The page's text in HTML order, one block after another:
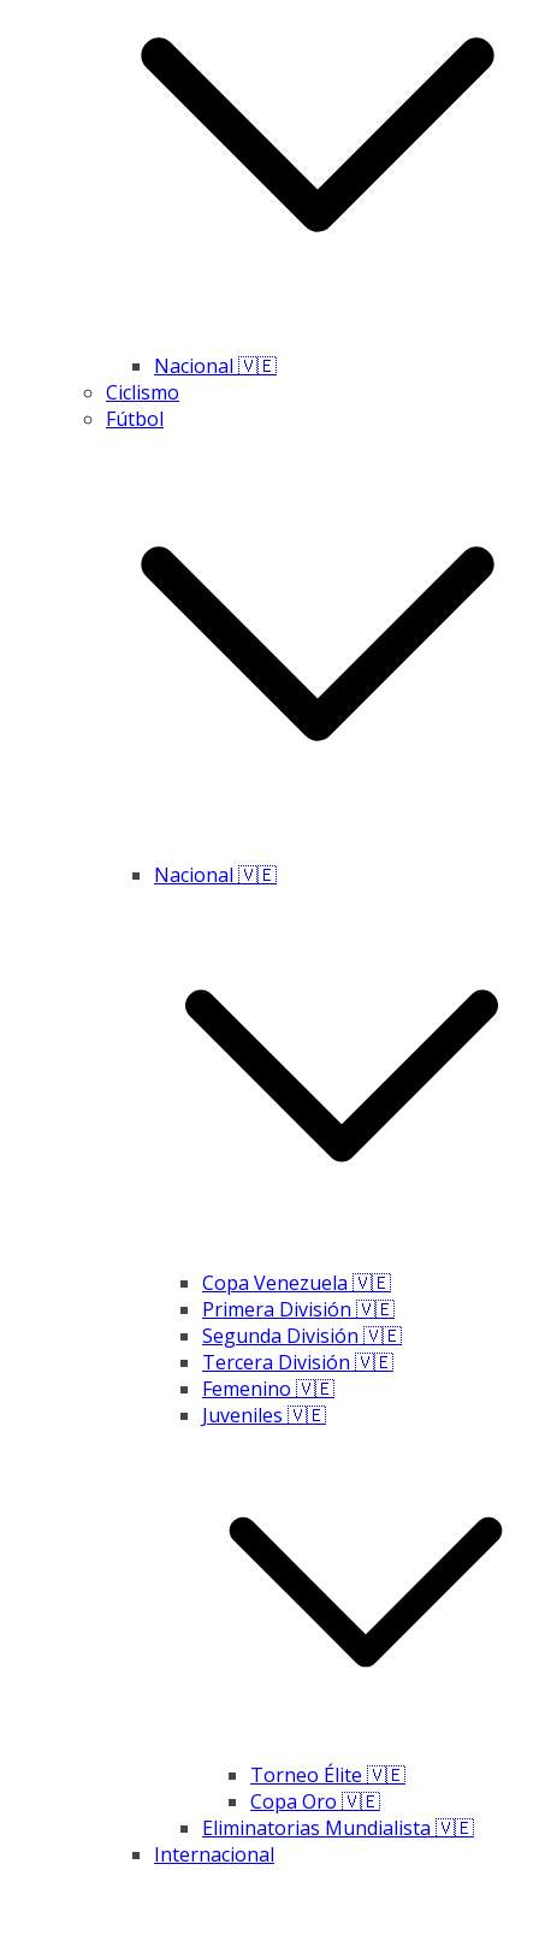
Nacional 🇻🇪
Ciclismo
Fútbol
Nacional 🇻🇪
Copa Venezuela 🇻🇪
Primera División 🇻🇪
Segunda División 🇻🇪
Tercera División 🇻🇪
Femenino 🇻🇪
Juveniles 🇻🇪
Torneo Élite 🇻🇪
Copa Oro 🇻🇪
Eliminatorias Mundialista 🇻🇪
Internacional